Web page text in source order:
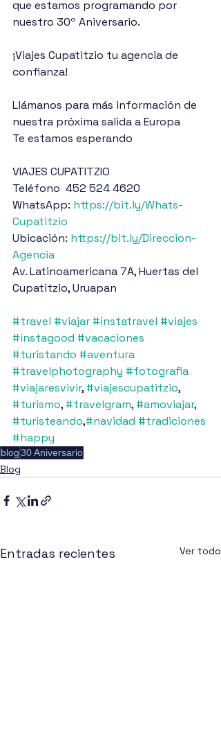
que estamos programando por
nuestro 30º Aniversario.
¡Viajes Cupatitzio tu agencia de
confianza!
Llámanos para más información de
nuestra próxima salida a Europa
Te estamos esperando
VIAJES CUPATITZIO
Teléfono  452 524 4620
WhatsApp: https://bit.ly/Whats-
Cupatitzio
Ubicación: https://bit.ly/Direccion-
Agencia
Av. Latinoamericana 7A, Huertas del
Cupatitzio, Uruapan
#travel #viajar #instatravel #viajes
#instagood #vacaciones
#turistando #aventura
#travelphotography #fotografia
#viajaresvivir, #viajescupatitzio,
#turismo, #travelgram, #amoviajar,
#turisteando,#navidad #tradiciones
#happy
blog30 Aniversario
Blog
Entradas recientes Ver todo